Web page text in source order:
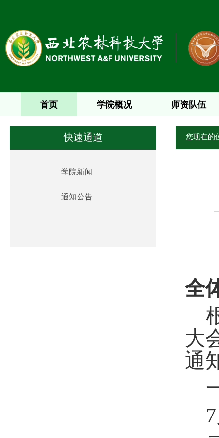
首页 学院概况 师资队伍
快速通道
学院新闻
通知公告
您现在的
全
大
通